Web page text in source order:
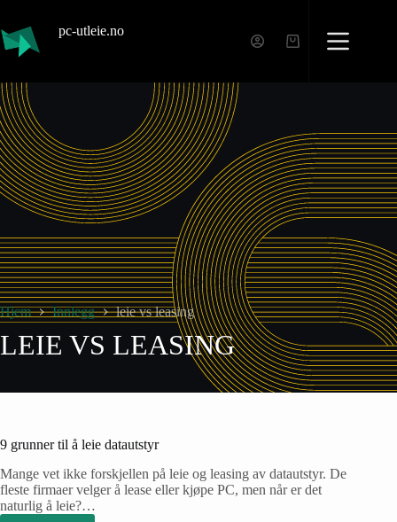
pc-utleie.no
Hjem Innlegg leie vs leasing
LEIE VS LEASING
9 grunner til å leie datautstyr
Mange vet ikke forskjellen på leie og leasing av datautstyr. De
fleste firmaer velger å lease eller kjøpe PC, men når er det
naturlig å leie?…